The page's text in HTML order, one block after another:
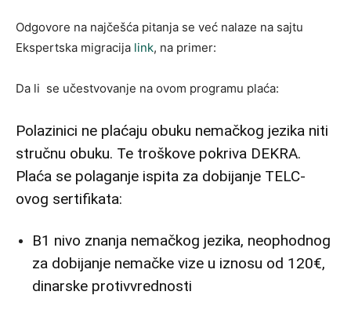
Odgovore na najčešća pitanja se već nalaze na sajtu
Ekspertska migracija link, na primer:
Da li se učestvovanje na ovom programu plaća:
Polazinici ne plaćaju obuku nemačkog jezika niti
stručnu obuku. Te troškove pokriva DEKRA.
Plaća se polaganje ispita za dobijanje TELC-
ovog sertifikata:
B1 nivo znanja nemačkog jezika, neophodnog
za dobijanje nemačke vize u iznosu od 120€,
dinarske protivvrednosti